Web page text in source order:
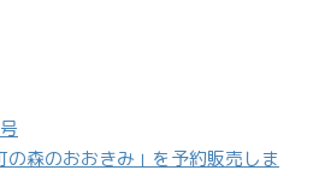
の森のおおきみ」を予約販売しま